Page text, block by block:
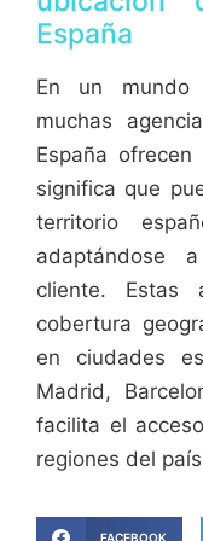
España
En un mundo
muchas
España
significa que
territorio
adaptándose
cliente. Estas
cobertura
en ciudades
Madrid,
facilita el
regiones del
FACEBOOK